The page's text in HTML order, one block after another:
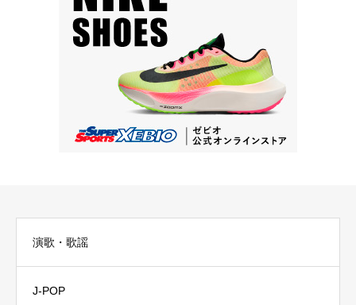
演歌・歌謡
J-POP